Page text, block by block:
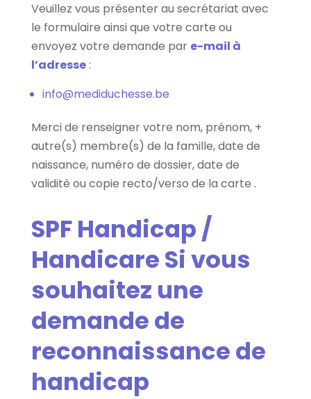
Veuillez vous présenter au secrétariat avec
le formulaire ainsi que votre carte ou
envoyez votre demande par e-mail à
l’adresse:
info@mediduchesse.be
Merci de renseigner votre nom, prénom, +
autre(s) membre(s) de la famille, date de
naissance, numéro de dossier, date de
validité ou copie recto/verso de la carte .
SPF Handicap /
HandicareSi vous
souhaitez une
demande de
reconnaissance de
handicap